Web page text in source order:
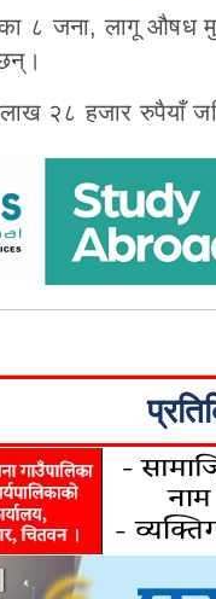
८ जना, लागू औषध
२८ हजार रुपैयाँ